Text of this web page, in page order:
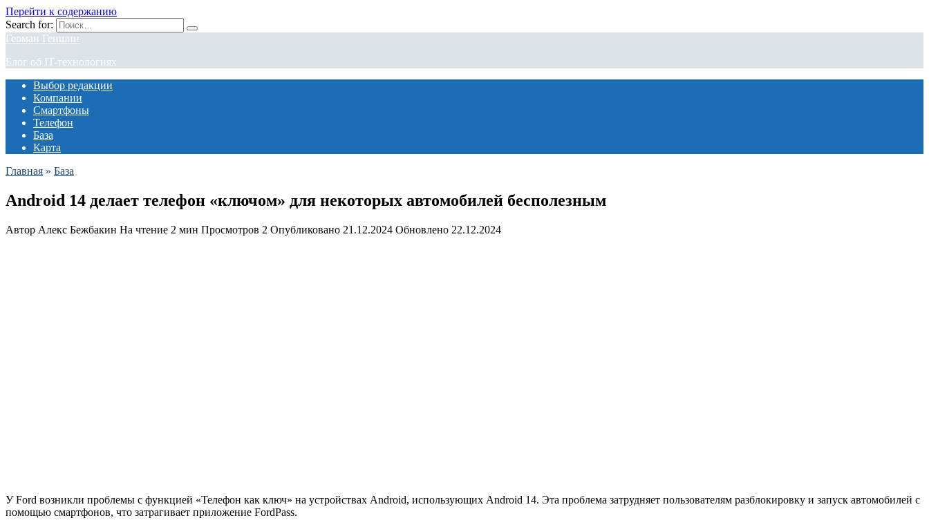
Перейти к содержанию
Search for:
Герман Геншин
Блог об IT-технологиях
Выбор редакции
Компании
Смартфоны
Телефон
База
Карта
Главная » База
Android 14 делает телефон «ключом» для некоторых автомобилей бесполезным
Автор Алекс Бежбакин На чтение 2 мин Просмотров 2 Опубликовано 21.12.2024 Обновлено 22.12.2024
У Ford возникли проблемы с функцией «Телефон как ключ» на устройствах Android, использующих Android 14. Эта проблема затрудняет пользователям разблокировку и запуск автомобилей с
помощью смартфонов, что затрагивает приложение FordPass.